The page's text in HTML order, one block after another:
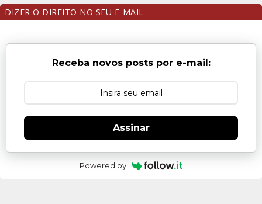
DIZER O DIREITO NO SEU E-MAIL
Receba novos posts por e-mail:
Assinar
Powered by